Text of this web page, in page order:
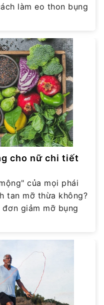
làm eo thon bụng
cho nữ chi tiết
của mọi phái
tan mỡ thừa không?
giảm mỡ bụng